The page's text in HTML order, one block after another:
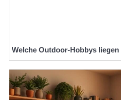
Welche Outdoor-Hobbys liegen